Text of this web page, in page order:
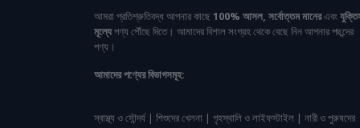
আমরা প্রতিশ্রুতিবদ্ধ আপনার কাছে 100% আসল, সর্বোত্তম মানেরএবং
মূল্যেপণ্য পৌঁছে দিতে। আমাদের বিশাল সংগ্রহ থেকে বেছে নিন আপনার পছন্দের
পণ্য।
আমাদের পণ্যের বিভাগসমূহ:
স্বাস্থ্য ও সৌন্দর্য | শিশুদের খেলনা | গৃহস্থালি ও লাইফস্টাইল | নারী ও পুরুষদের